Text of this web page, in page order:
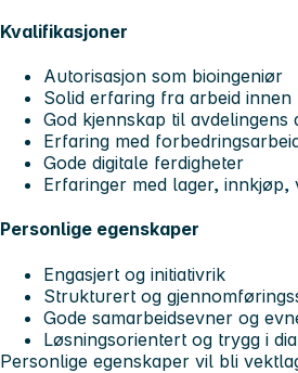
Kvalifikasjoner
Autorisasjon som bioingeniør
Solid erfaring fra arbeid innen
God kjennskap til
Erfaring med
Gode digitale ferdigheter
Erfaringer med lager,
Personlige egenskaper
Engasjert og initiativrik
Strukturert og
Gode samarbeidsevner og
Løsningsorientert og trygg i
Personlige egenskaper vil bli